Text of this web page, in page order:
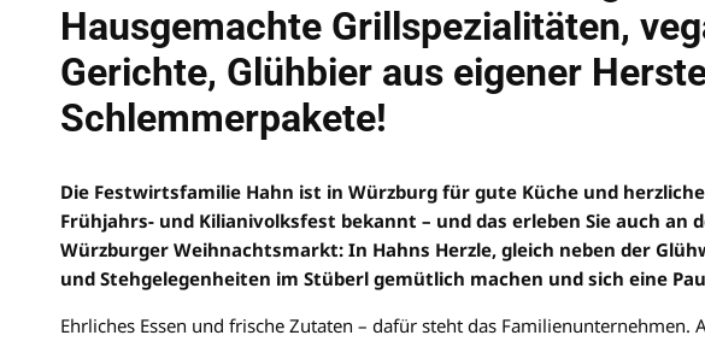
Hausgemachte Grillspezialitäten,
Gerichte, Glühbier aus eigener
Schlemmerpakete!
Die Festwirtsfamilie Hahn ist in Würzburg für gute Küche und
Frühjahrs- und Kilianivolksfest bekannt – und das erleben Sie auch an
Würzburger Weihnachtsmarkt: In Hahns Herzle, gleich neben der
und Stehgelegenheiten im Stüberl gemütlich machen und sich eine
Ehrliches Essen und frische Zutaten – dafür steht das